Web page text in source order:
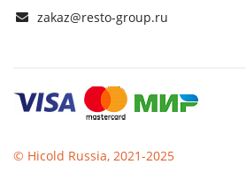
zakaz@resto-group.ru
© Hicold Russia, 2021-2025